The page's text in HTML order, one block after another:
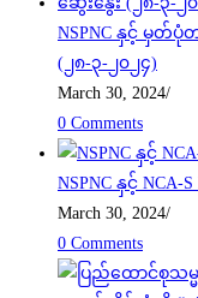
NSPNC နှင့် မှတ်ပုံ
(၂၈-၃-၂၀၂၄)
March 30, 2024/
0 Comments
NSPNC နှင့်
March 30, 2024/
0 Comments